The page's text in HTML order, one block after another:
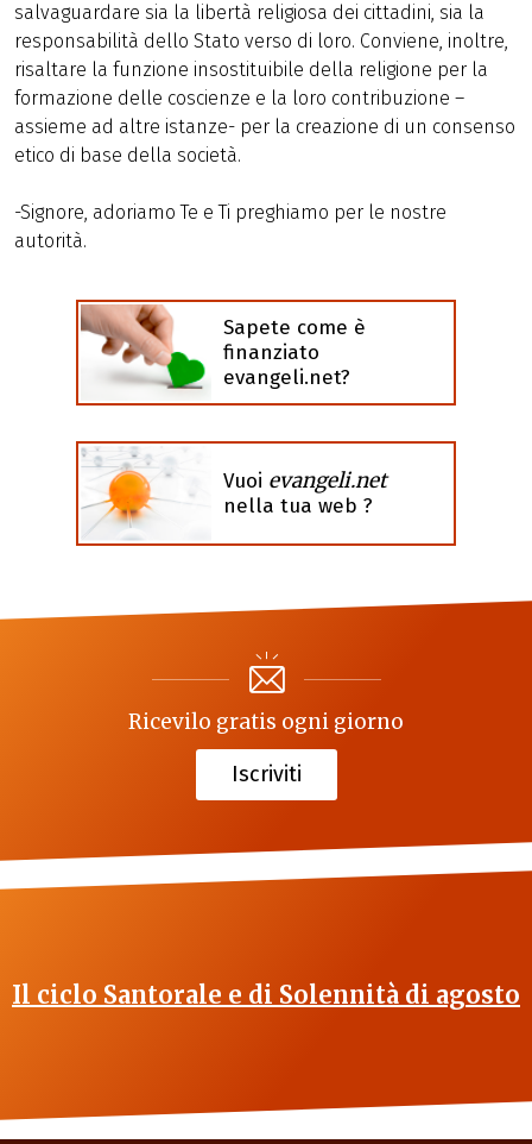
salvaguardare sia la libertà religiosa dei cittadini, sia la
responsabilità dello Stato verso di loro. Conviene, inoltre,
risaltare la funzione insostituibile della religione per la
formazione delle coscienze e la loro contribuzione –
assieme ad altre istanze- per la creazione di un consenso
etico di base della società.
-Signore, adoriamo Te e Ti preghiamo per le nostre
autorità.
Sapete come è
finanziato
evangeli.net?
Vuoi evangeli.net
nella tua web ?
Ricevilo gratis ogni giorno
Iscriviti
Il ciclo Santorale e di Solennità di agosto